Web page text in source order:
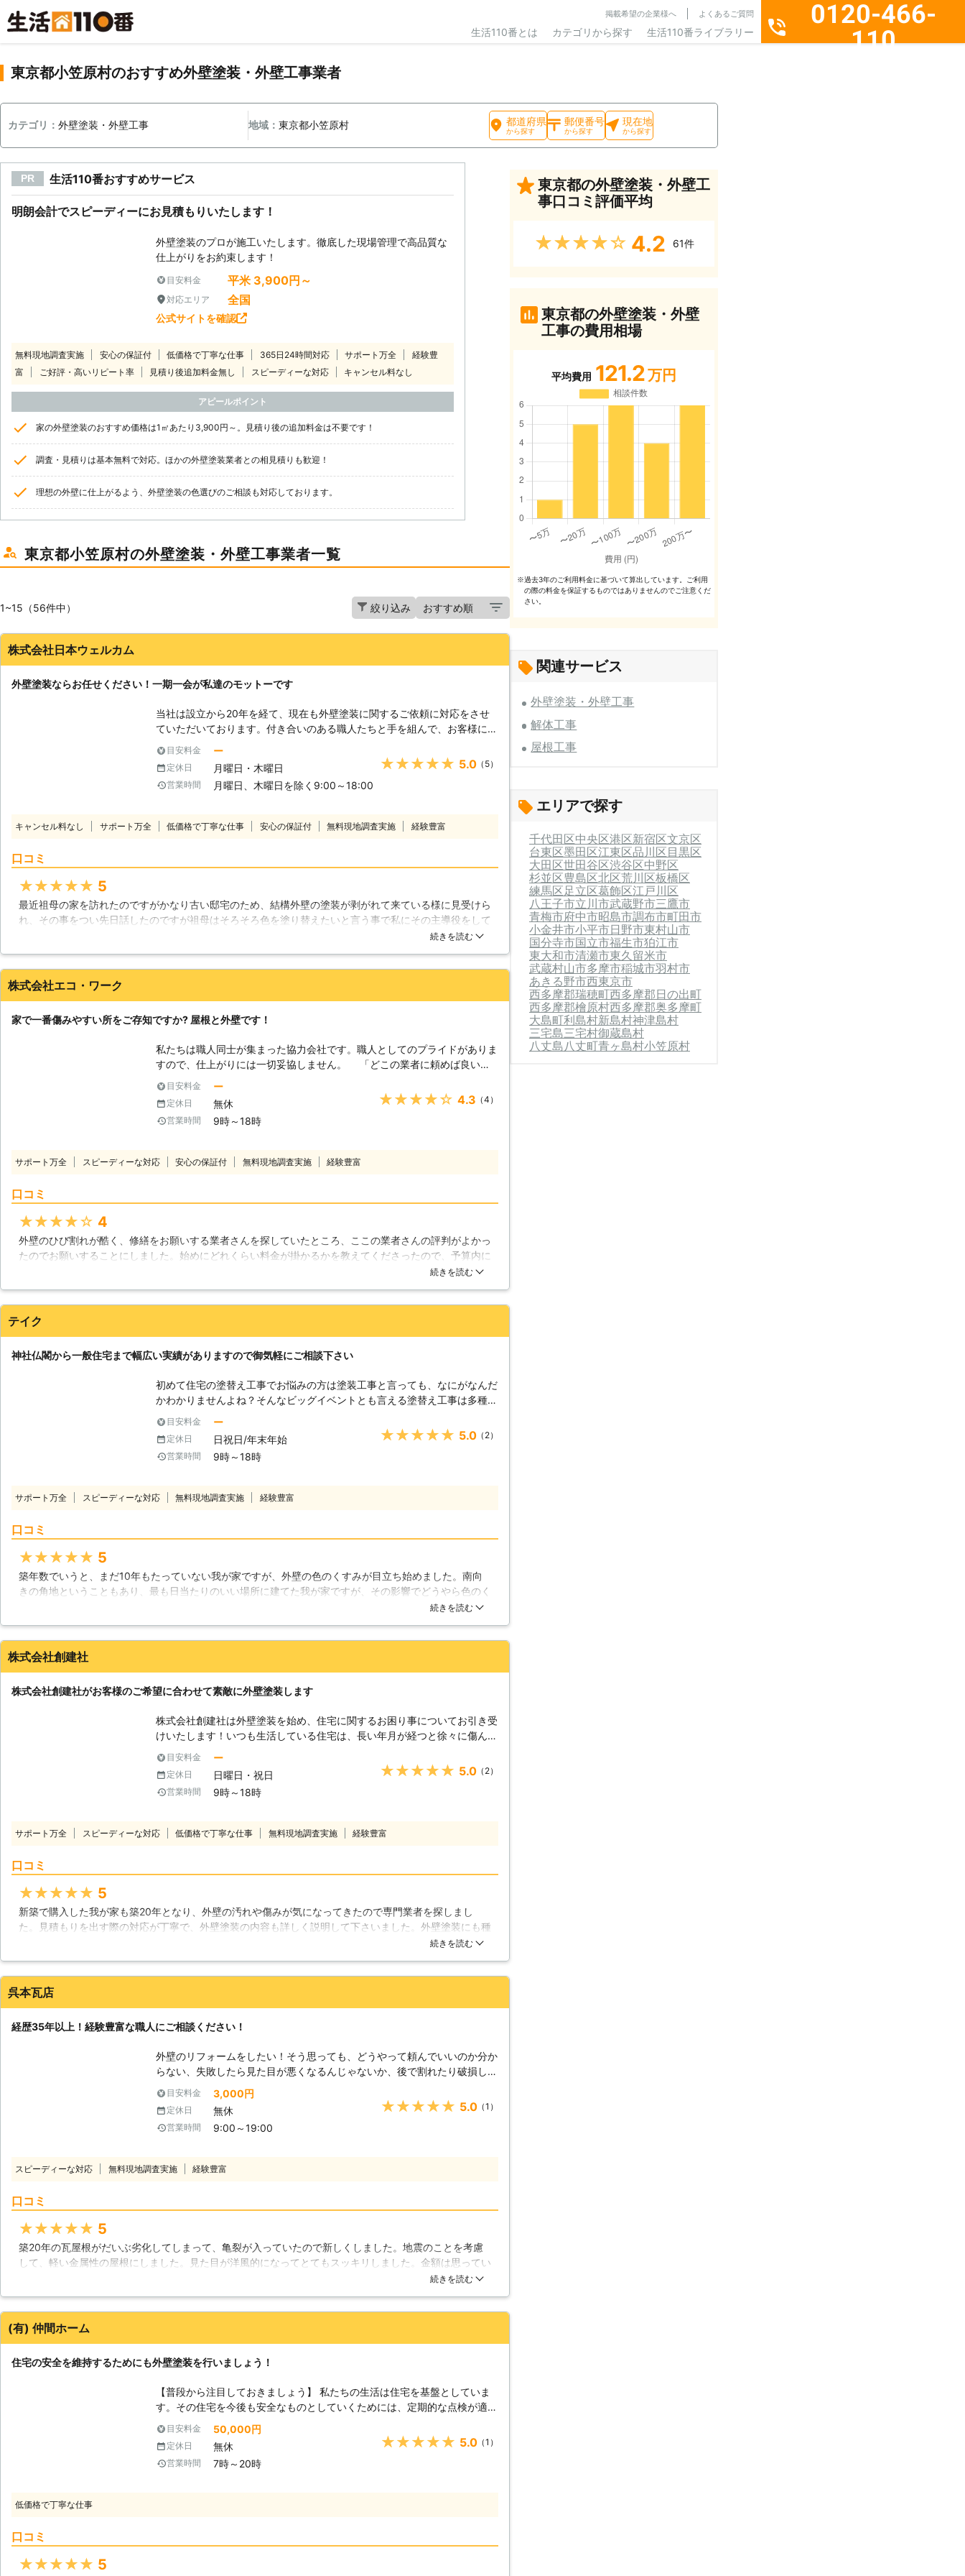
掲載希望の企業様へ よくあるご質問
生活110番とは カテゴリから探す 生活110番ライブラリー
0120-466-
110
東京都小笠原村のおすすめ外壁塗装・外壁工事業者
カテゴリ： 外壁塗装・外壁工事 地域：東京都小笠原村 都道府県
から探す
郵便番号
から探す
現在地
から探す
PR 生活110番おすすめサービス
明朗会計でスピーディーにお見積もりいたします！
外壁塗装のプロが施工いたします。徹底した現場管理で高品質な
仕上がりをお約束します！
目安料金 平米 3,900円～
対応エリア 全国
公式サイトを確認
無料現地調査実施 安心の保証付 低価格で丁寧な仕事 365日24時間対応 サポート万全
経験豊
富
ご好評・高いリピート率 見積り後追加料金無し スピーディーな対応 キャンセル料なし
アピールポイント
家の外壁塗装のおすすめ価格は1㎡あたり3,900円～。見積り後の追加料金は不要です！
調査・見積りは基本無料で対応。ほかの外壁塗装業者との相見積りも歓迎！
理想の外壁に仕上がるよう、外壁塗装の色選びのご相談も対応しております。
東京都小笠原村の外壁塗装・外壁工事業者一覧
1~15（56件中） 絞り込み
株式会社日本ウェルカム
外壁塗装ならお任せください！一期一会が私達のモットーです
当社は設立から20年を経て、現在も外壁塗装に関するご依頼に対応をさせ
ていただいております。付き合いのある職人たちと手を組んで、お客様に高
品質で安心してご利用いただけるサービスを提供できる会社を作ろうとした
のが、そもそもの始まりでした。そんな20年間、私達が大切にしてきた言
葉があります。それは「一期一会」です。当社に外壁塗装をご依頼いただい
た方との出会い、当社と取引のある仕入先の担当者との出会い、現場のお近
その先々で色々な人と出会います。私達は、そういった方たちとの出会いを
大切にして、コミュニケーションを深めていきたいと考えています。 【外
に依頼すればいいか検討がつかない。家の外壁がぼろぼろだからリフォーム
日本ウェルカムでは、外壁塗装に関するお問い合わせを受け付けていますの
で、どうぞお気軽にお電話ください。もしご依頼いただけるのであれば、当
社の熟練したスタッフ達の技で、皆様のご自宅の外壁塗装をさせていただき
ます。
目安料金 ー
定休日 月曜日・木曜日
営業時間 月曜日、木曜日を除く9:00～18:00
★★★★★ 5.0（5）
キャンセル料なし サポート万全 低価格で丁寧な仕事 安心の保証付 無料現地調査実施 経験豊富
口コミ
★★★★★ 5
最近祖母の家を訪れたのですがかなり古い邸宅のため、結構外壁の塗装が剥がれて来ている様に見受けら
れ、その事をつい先日話したのですが祖母はそろそろ色を塗り替えたいと言う事で私にその主導役をして
欲しいと言う事でした。そういう事情から外壁塗装を請け負ってくれる業者を探してみたのですが、さい
神奈川県 座間市 2016年11月30日
続きを読む
株式会社エコ・ワーク
家で一番傷みやすい所をご存知ですか? 屋根と外壁です！
私たちは職人同士が集まった協力会社です。職人としてのプライドがありま
すので、仕上がりには一切妥協しません。 「どこの業者に頼めば良いか
わからない」 「まだできないけど・・・いくらぐらいするのかな？」 「住
まいのお手入れを考えている」 「他の業者で見積り取ってみたケド・・・
これって高いのかな？」 そんな疑問・お悩みをお持ちの方、リフォームの
こと、家のことなんでもお気軽にご相談下さい。社長も元職人ですので、お
比較でも大歓迎です。当社自慢の高品質のサービスは、何処にも負けない自
信がありますので、お困りの方はぜひ当社にご相談ください。 【外壁の傷
いたら外壁塗装など対策を行ったほうが良いでしょう。最も分かりやすいの
も、コーキング部分にヒビが入っていることもありますので、注意深く見て
みると良いでしょう。また、壁が黒ずんでしまっていることがありますが、
カビが原因によるものもあります。カビが生えている場合は、また別の処理
も必要となるでしょう。放置しておくと家屋に甚大なダメージを及ぼす危険
がありますので、早急に対処しましょう。
目安料金 ー
定休日 無休
営業時間 9時～18時
★★★★★ 4.3 （4）
サポート万全 スピーディーな対応 安心の保証付 無料現地調査実施 経験豊富
口コミ
★★★★★ 4
外壁のひび割れが酷く、修繕をお願いする業者さんを探していたところ、ここの業者さんの評判がよかっ
たのでお願いすることにしました。始めにどれくらい料金が掛かるかを教えてくださったので、予算内に
抑えることができてよかったです。作業は思ったよりも短期間で終わり、出来栄えも綺麗に仕上がったの
埼玉県 川越市 2016年11月30日
続きを読む
テイク
神社仏閣から一般住宅まで幅広い実績がありますので御気軽にご相談下さい
初めて住宅の塗替え工事でお悩みの方は塗装工事と言っても、なにがなんだ
かわかりませんよね？そんなビッグイベントとも言える塗替え工事は多種多
様な施工方法が御座います。 お客様のご予算やご希望を伺い最適な工事を
ご提案、施工をさせて頂きます。 【地元に密着した企業です】 千葉市近郊
であれば、現場の状況確認、お見積りは無料で行います。千葉市から20㎞
を超える場合はご相談下さい。事前にご自宅の状況や、どのようにしたいか
をしたいから施工方法を教えて！とか一緒に施工して！なーんて事も大歓迎
です。その場合はかなり安価な金額でのサービスを提供出来るかと思いま
社は一般住宅のみならず、神社仏閣の修復もご依頼いただける高い技術力と
す。難しい工事にも対応をすることが可能ですので、まずは一度ご相談頂け
ればと考えております。外壁塗装スタッフ一同、皆様からのお電話、お待ち
目安料金 ー
定休日 日祝日/年末年始
営業時間 9時～18時
★★★★★ 5.0（2）
サポート万全 スピーディーな対応 無料現地調査実施 経験豊富
口コミ
★★★★★ 5
築年数でいうと、まだ10年もたっていない我が家ですが、外壁の色のくすみが目立ち始めました。南向
きの角地ということもあり、最も日当たりのいい場所に建てた我が家ですが、その影響でどうやら色のく
すみが他の家よりも早かったようです。少し早い気はしましたが、外壁塗装 を近所にあった業者さんに
も綺麗で本当に依頼して良かったと思います。
千葉県 千葉市稲毛区 2016年12月16日
続きを読む
株式会社創建社
株式会社創建社がお客様のご希望に合わせて素敵に外壁塗装します
株式会社創建社は外壁塗装を始め、住宅に関するお困り事についてお引き受
けいたします！いつも生活している住宅は、長い年月が経つと徐々に傷んで
きてしまいます。外壁塗装をする事で、外壁を腐食から守ってくれる効果が
あります。外壁塗装をお考えの際には、1度弊社にご相談下さい。初めて外
壁塗装をお願いする方も、外壁の色選びから施工後のアフターフォローまで
しっかりとお引き受けしますのでご安心下さい。 【外壁塗装による嬉しい
す。風雨や紫外線によって外壁が劣化するのを防いでくれます。更に外壁に
は、様々な色味がございます。外壁を塗り替えるだけでも住宅のイメージは
て、外壁塗装をして住宅をイメージチェンジしてみては如何でしょうか。
年ごとの塗り替えが住宅の耐久力を維持する、理想的な期間だと言われてお
ります。外壁の劣化には、塗膜と建材の劣化があります。塗膜だけの劣化な
ら、塗り替えのみで済みますが、建材が劣化すると、程度によっては修繕が
必要な場合もあります。外壁塗装の種類や住環境にもよりますが、築5年以
上の方はチェックしてみる事をお薦めします。弊社にご連絡頂ければ調査い
目安料金 ー
定休日 日曜日・祝日
営業時間 9時～18時
★★★★★ 5.0（2）
サポート万全 スピーディーな対応 低価格で丁寧な仕事 無料現地調査実施 経験豊富
口コミ
★★★★★ 5
新築で購入した我が家も築20年となり、外壁の汚れや傷みが気になってきたので専門業者を探しまし
た。見積もりを出す際の対応が丁寧で、外壁塗装の内容も詳しく説明して下さいました。外壁塗装にも種
類があり、改善したいポイント・希望に合わせて塗料と塗り方を変えることが出来るとのこと。我が家は
東京都 青梅市
続きを読む
呉本瓦店
経歴35年以上！経験豊富な職人にご相談ください！
外壁のリフォームをしたい！そう思っても、どうやって頼んでいいのか分か
らない、失敗したら見た目が悪くなるんじゃないか、後で割れたり破損しな
いだろうか、そんな不安を抱く方もいらっしゃるかもしれません。呉本瓦店
では、戸建ての住宅の建設・リフォームに35年以上の豊富な経験を持つ職
人が外壁塗装のご相談にお答えします。 【外壁塗装はお任せください】 住
宅の外壁塗装はとても大事なものです。木材、コンクリート、金属、どんな
が住宅内部の生活環境に悪影響を及ぼすこともあります。外壁塗装はそんな
変化に晒されている住宅の外壁を保護し、見た目も美しく保つ住宅のケア方
します。現地にて入念な調査を行い、必要な施工内容を丁寧にご説明してお
い。 【住宅の様々なお困りごとに対応】 外壁塗装だけでなく、屋根の塗装
をはじめ雨漏り修理や葺き直しなどの屋根工事も承っています。外壁のお困
りごとを解決するだけでなく、屋根のメンテナンスも行えば住宅の外観を見
違えたものにすることも可能です。ご依頼の内容によっては急ぎ応急処置な
どの対応を行うこともできます。 ご用命の際は℡042-750-5508つながら
目安料金 3,000円
定休日 無休
営業時間 9:00～19:00
★★★★★ 5.0（1）
スピーディーな対応 無料現地調査実施 経験豊富
口コミ
★★★★★ 5
築20年の瓦屋根がだいぶ劣化してしまって、亀裂が入っていたので新しくしました。地震のことを考慮
して、軽い金属性の屋根にしました。見た目が洋風的になってとてもスッキリしました。金額は思ってい
たより安く済んだので助かりました。良心的な業者さんで工事中も安心感がありました。今後は定期的に
神奈川県 相模原市中央区 2016年11月30日
続きを読む
(有) 仲間ホーム
住宅の安全を維持するためにも外壁塗装を行いましょう！
【普段から注目しておきましょう】 私たちの生活は住宅を基盤としていま
す。その住宅を今後も安全なものとしていくためには、定期的な点検が適切
です。普段目にしないような場所も、よくよく注意して見てみると、新築当
時とは僅かに違いが出ているものです。築年数が経過している住宅ほど、そ
の違いは明確なものとなっています。特に外壁や屋根は、普段から注目しに
くい場所となっています。外壁は陽の当たっている日中に、そして屋根は住
ら外壁や屋根にも劣化が起きてしまいます。特に改善が行いやすい箇所が外
目安料金 50,000円
定休日 無休
営業時間 7時～20時
★★★★★ 5.0（1）
低価格で丁寧な仕事
口コミ
★★★★★ 5
東京都の外壁塗装・外壁工
事口コミ評価平均
★★★★★ 4.2 61件
東京都の外壁塗装・外壁
工事の費用相場
平均費用 121.2 万円
※過去3年のご利⽤料⾦に基づいて算出しています。ご利⽤
の際の料⾦を保証するものではありませんのでご注意くだ
さい。
関連サービス
外壁塗装・外壁工事
解体工事
屋根工事
エリアで探す
千代田区中央区港区新宿区文京区
台東区墨田区江東区品川区目黒区
大田区世田谷区渋谷区中野区
杉並区豊島区北区荒川区板橋区
練馬区足立区葛飾区江戸川区
八王子市立川市武蔵野市三鷹市
青梅市府中市昭島市調布市町田市
小金井市小平市日野市東村山市
国分寺市国立市福生市狛江市
東大和市清瀬市東久留米市
武蔵村山市多摩市稲城市羽村市
あきる野市西東京市
西多摩郡瑞穂町西多摩郡日の出町
西多摩郡檜原村西多摩郡奥多摩町
大島町利島村新島村神津島村
三宅島三宅村御蔵島村
八丈島八丈町青ヶ島村小笠原村